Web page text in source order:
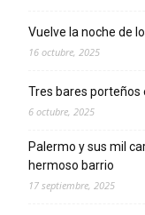
Vuelve la noche de
16 octubre, 2025
Tres bares porteños
6 octubre, 2025
Palermo y sus mil
hermoso barrio
17 septiembre, 2025